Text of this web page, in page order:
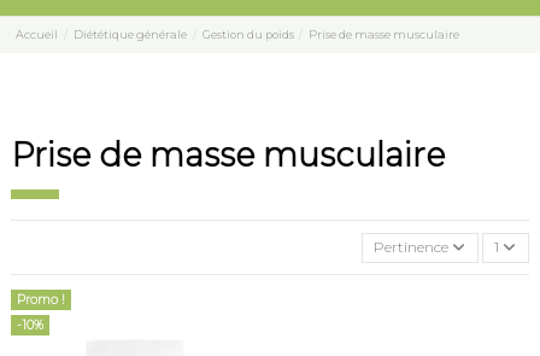
Accueil Diététique générale Gestion du poids Prise de masse musculaire
Prise de masse musculaire
Pertinence 1
Promo !
-10%